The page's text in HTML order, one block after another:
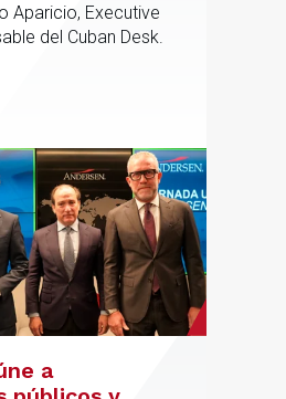
Aparicio, Executive
del Cuban Desk.
a